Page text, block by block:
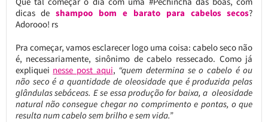
dicas deshampoo bom e barato para cabelos secos?
Adorooo! rs
Pra começar, vamos esclarecer logo uma coisa: cabelo seco não
é, necessariamente, sinônimo de cabelo ressecado. Como já
expliquei nesse post aqui, “quem determina se o cabelo é ou
não seco é a quantidade de oleosidade que é produzida pelas
glândulas sebáceas. E se essa produção for baixa, a oleosidade
natural não consegue chegar no comprimento e pontas, o que
resulta num cabelo sem brilho e sem vida.”